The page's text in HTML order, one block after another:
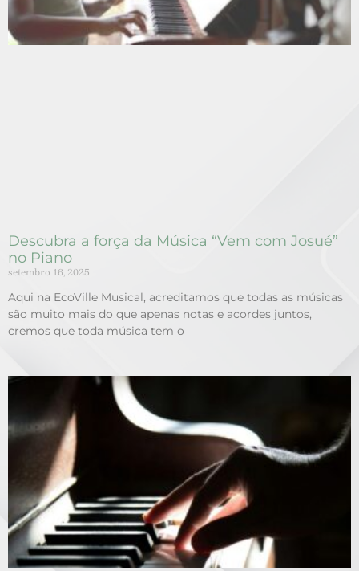
Descubra a força da Música “Vem com Josué”
no Piano
setembro 16, 2025
Aqui na EcoVille Musical, acreditamos que todas as músicas
são muito mais do que apenas notas e acordes juntos,
cremos que toda música tem o